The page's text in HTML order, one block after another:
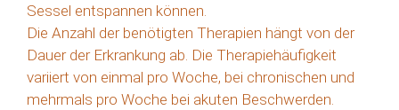
Sessel entspannen können.
Die Anzahl der benötigten Therapien hängt von der
Dauer der Erkrankung ab. Die Therapiehäufigkeit
variiert von einmal pro Woche, bei chronischen und
mehrmals pro Woche bei akuten Beschwerden.